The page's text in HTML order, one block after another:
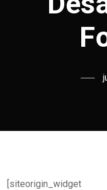
[siteorigin_widget